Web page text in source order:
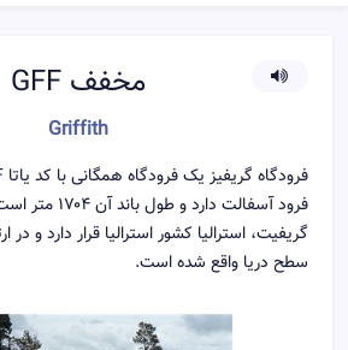
مخفف GFF
Griffith
فرود آسفالت
سطح دریا واقع شده است.